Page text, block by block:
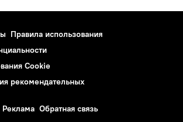
Правила использования
Cookie
рекомендательных
Реклама Обратная связь